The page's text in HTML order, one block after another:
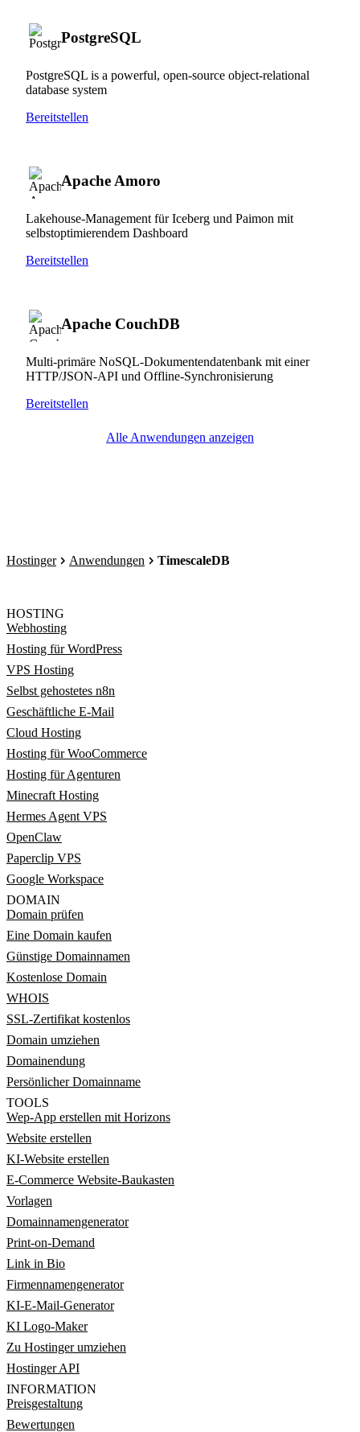
PostgreSQL
PostgreSQL is a powerful, open-source object-relational
database system
Bereitstellen
Apache Amoro
Lakehouse-Management für Iceberg und Paimon mit
selbstoptimierendem Dashboard
Bereitstellen
Apache CouchDB
Multi-primäre NoSQL-Dokumentendatenbank mit einer
HTTP/JSON-API und Offline-Synchronisierung
Bereitstellen
Alle Anwendungen anzeigen
Hostinger Anwendungen TimescaleDB
HOSTING
Webhosting
Hosting für WordPress
VPS Hosting
Selbst gehostetes n8n
Geschäftliche E-Mail
Cloud Hosting
Hosting für WooCommerce
Hosting für Agenturen
Minecraft Hosting
Hermes Agent VPS
OpenClaw
Paperclip VPS
Google Workspace
DOMAIN
Domain prüfen
Eine Domain kaufen
Günstige Domainnamen
Kostenlose Domain
WHOIS
SSL-Zertifikat kostenlos
Domain umziehen
Domainendung
Persönlicher Domainname
TOOLS
Wep-App erstellen mit Horizons
Website erstellen
KI-Website erstellen
E-Commerce Website-Baukasten
Vorlagen
Domainnamengenerator
Print-on-Demand
Link in Bio
Firmennamengenerator
KI-E-Mail-Generator
KI Logo-Maker
Zu Hostinger umziehen
Hostinger API
INFORMATION
Preisgestaltung
Bewertungen